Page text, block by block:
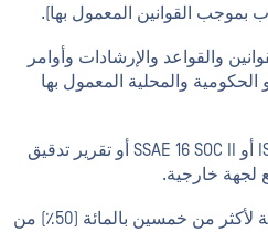
بموجب القوانين المعمول بها).
والقواعد والإرشادات وأوامر
الحكومية والمحلية المعمول بها
" تعني ISO 27001 أو SSAE 16 SOC II أو تقرير تدقيق
لجهة خارجية.
" تعني الملكية النفعية لأكثر من خمسين بالمائة (50٪) من